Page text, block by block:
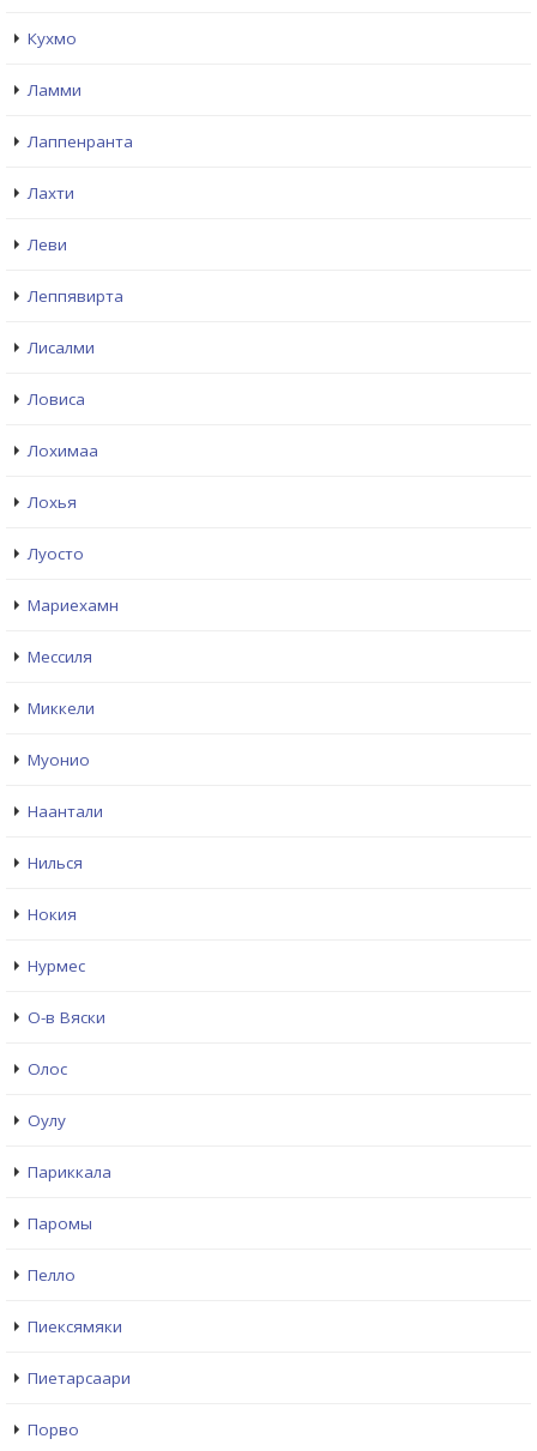
Кухмо
Ламми
Лаппенранта
Лахти
Леви
Леппявирта
Лисалми
Ловиса
Лохимаа
Лохья
Луосто
Мариехамн
Мессиля
Миккели
Муонио
Наантали
Нилься
Нокия
Нурмес
О-в Вяски
Олос
Оулу
Париккала
Паромы
Пелло
Пиексямяки
Пиетарсаари
Порво